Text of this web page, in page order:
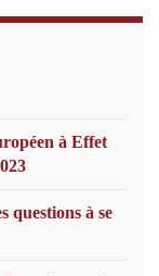
à Effet
questions à se